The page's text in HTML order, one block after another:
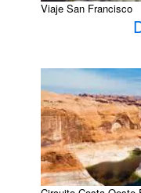
Viaje San Francisco